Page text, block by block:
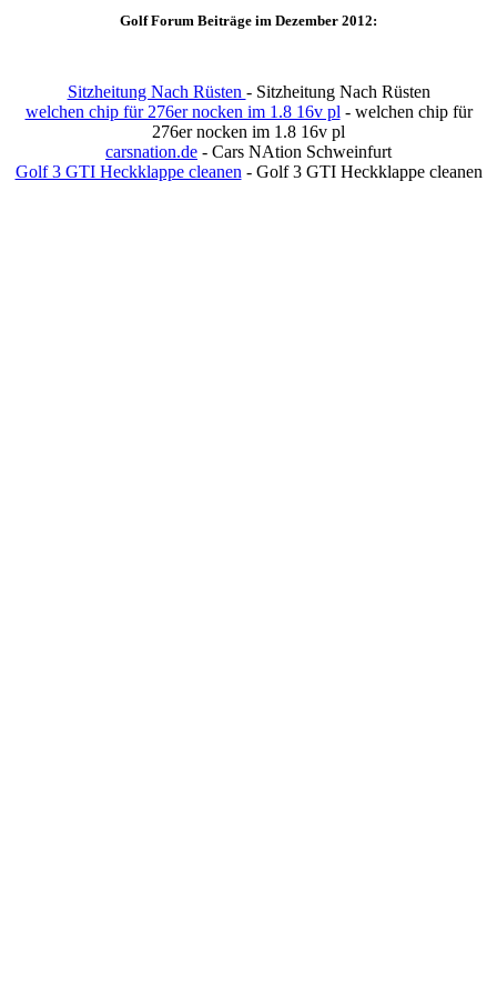
Golf Forum Beiträge im Dezember 2012:
Sitzheitung Nach Rüsten - Sitzheitung Nach Rüsten
welchen chip für 276er nocken im 1.8 16v pl - welchen chip für
276er nocken im 1.8 16v pl
carsnation.de - Cars NAtion Schweinfurt
Golf 3 GTI Heckklappe cleanen - Golf 3 GTI Heckklappe cleanen